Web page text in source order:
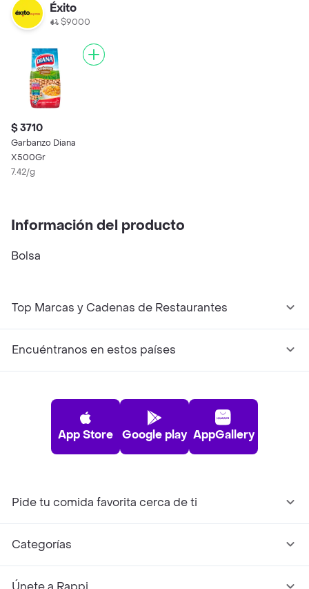
Éxito
$9000
$ 3710
Garbanzo Diana
X500Gr
7.42/g
Información del producto
Bolsa
Top Marcas y Cadenas de Restaurantes
Encuéntranos en estos países
App Store Google play AppGallery
Pide tu comida favorita cerca de ti
Categorías